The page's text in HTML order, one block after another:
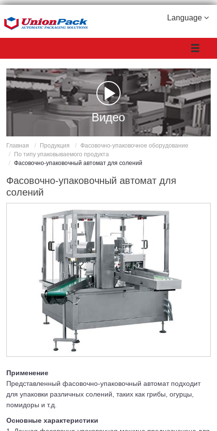
Language
Видео
Главная Продукция
Фасовочно-упаковочное оборудование
По типу упаковываемого продукта
Фасовочно-упаковочный автомат для солений
Фасовочно-упаковочный автомат для
солений
Применение
Представленный фасовочно-упаковочный автомат подходит
для упаковки различных солений, таких как грибы, огурцы,
помидоры и т.д.
Основные характеристики